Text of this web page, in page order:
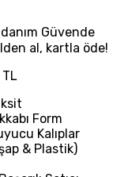
Güvende
al, kartla öde!
Form
Kalıplar
& Plastik)